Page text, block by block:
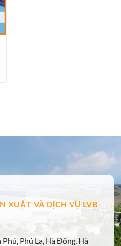
XUẤT VÀ DỊCH VỤ LVB
Phú La, Hà Đông, Hà